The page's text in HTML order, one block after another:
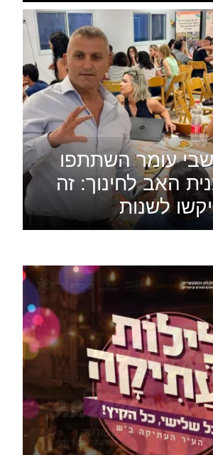
מתושבי עומר השתתפו
האב לחינוך: זה
לשנות